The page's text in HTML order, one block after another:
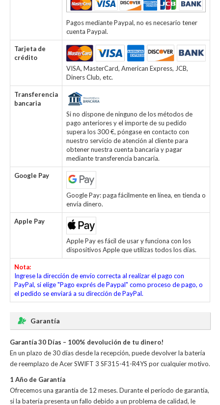
Pagos mediante Paypal, no es necesario tener
cuenta Paypal.
Tarjeta de
crédito
VISA, MasterCard, American Express, JCB,
Diners Club, etc.
Transferencia
bancaria
Si no dispone de ninguno de los métodos de
pago anteriores y el importe de su pedido
supera los 300 €, póngase en contacto con
nuestro servicio de atención al cliente para
obtener nuestra cuenta bancaria y pagar
mediante transferencia bancaria.
Google Pay
Google Pay: paga fácilmente en línea, en tienda o
envía dinero.
Apple Pay
Apple Pay es fácil de usar y funciona con los
dispositivos Apple que utilizas todos los días.
Nota:
Ingrese la dirección de envío correcta al realizar el pago con
PayPal, si elige "Pago exprés de Paypal" como proceso de pago, o
el pedido se enviará a su dirección de PayPal.
Garantía
Garantía 30 Días – 100% devolución de tu dinero!
En un plazo de 30 días desde la recepción, puede devolver la batería
de reemplazo de Acer SWIFT 3 SF315-41-R4YS por cualquier motivo.
1 Año de Garantía
Ofrecemos una garantía de 12 meses. Durante el período de garantía,
si la batería presenta un fallo debido a un problema de calidad, le